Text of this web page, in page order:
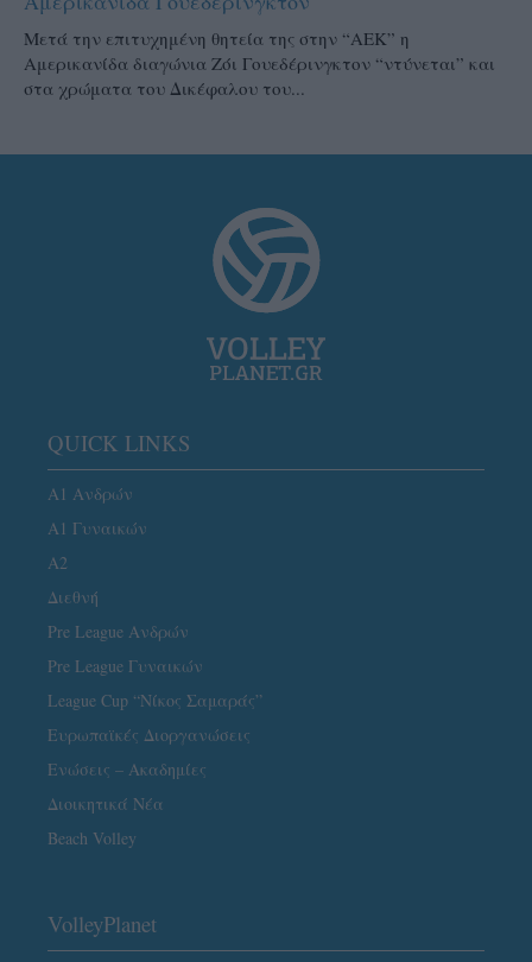
Μετά την επιτυχημένη θητεία της στην “ΑΕΚ” η
Αμερικανίδα διαγώνια Ζόι Γουεδέρινγκτον “ντύνεται” και
στα χρώματα του Δικέφαλου του...
QUICK LINKS
Α1 Ανδρών
Α1 Γυναικών
A2
Διεθνή
Pre League Ανδρών
Pre League Γυναικών
League Cup “Νίκος Σαμαράς”
Ευρωπαϊκές Διοργανώσεις
Ενώσεις – Ακαδημίες
Διοικητικά Νέα
Beach Volley
VolleyPlanet